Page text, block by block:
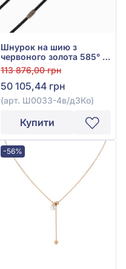
Шнурок на шию з
червоного золота 585° з
Чорним Шовком, арт.
Ш0033-4в/д3Ко
113 876,00 грн
50 105,44 грн
(арт. Ш0033-4в/д3Ко)
Купити
-56%